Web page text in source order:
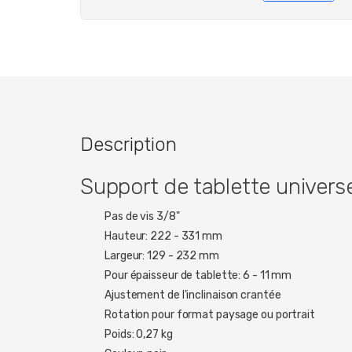
Description
Support de tablette
Pas de vis 3/8"
Hauteur: 222 - 331 mm
Largeur: 129 - 232 mm
Pour épaisseur de tablette: 6 - 11 mm
Ajustement de l'inclinaison crantée
Rotation pour format paysage ou portrait
Poids: 0,27 kg